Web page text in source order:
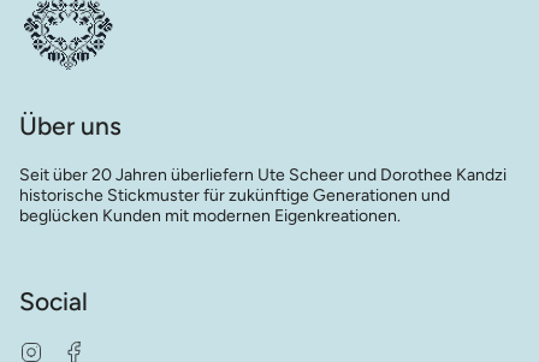
Über uns
Seit über 20 Jahren überliefern Ute Scheer und Dorothee Kandzi
historische Stickmuster für zukünftige Generationen und
beglücken Kunden mit modernen Eigenkreationen.
Social
Instagram